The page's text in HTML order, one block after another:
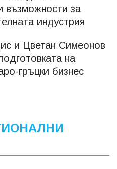
възможности за
индустрия
и Цветан Симеонов
на
гръцки бизнес